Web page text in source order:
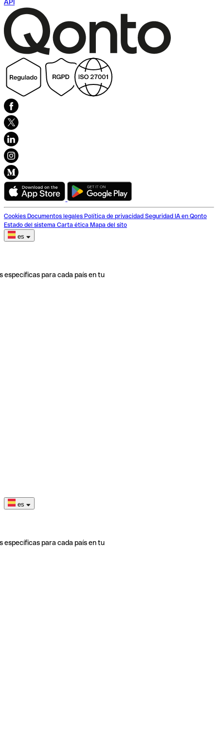
API
Cookies Documentos legales Política de privacidad Seguridad IA en Qonto
Estado del sistema Carta ética Mapa del sito
es
específicas para cada país en tu
es
específicas para cada país en tu